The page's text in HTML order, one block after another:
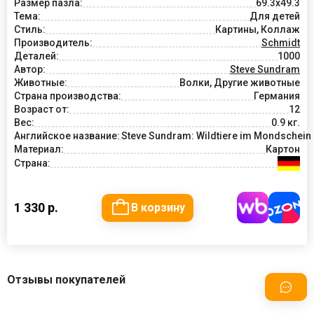
Размер пазла:
69.3x49.3
Тема:
Для детей
Стиль:
Картины, Коллаж
Производитель:
Schmidt
Деталей:
1000
Автор:
Steve Sundram
Животные:
Волки, Другие животные
Страна производства:
Германия
Возраст от:
12
Вес:
0.9 кг.
Английское название:Steve Sundram: Wildtiere im Mondschein
Материал:
Картон
Страна:
1 330 р. В корзину
Отзывы покупателей